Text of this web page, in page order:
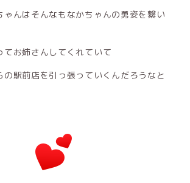
ゃんはそんなもなかちゃんの勇姿を繋い
てお姉さんしてくれていて
の駅前店を引っ張っていくんだろうなと